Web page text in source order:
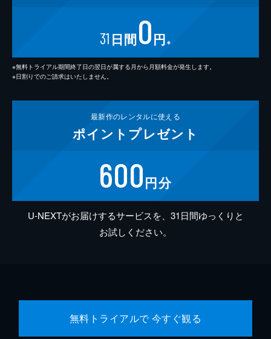
31 日間0円 ※
※無料トライアル期間終了日の翌日が属する月から月額料金が発生します。
※日割りでのご請求はいたしません。
最新作のレンタルに使える
ポイント プレゼント
600円分
U-NEXTがお届けするサービスを、31日間ゆっくりと
お試しください。
無料トライアルで 今すぐ観る